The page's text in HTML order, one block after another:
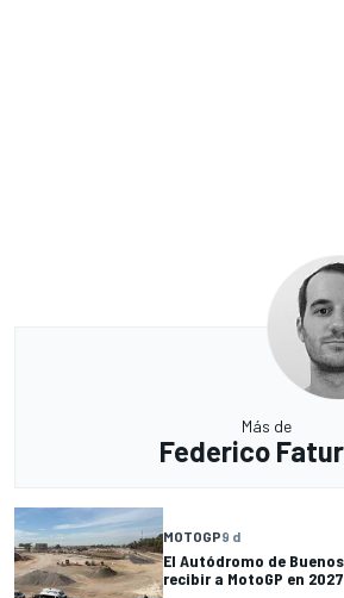
Más de
Federico
MOTOGP9 d
El Autódromo de
recibir a MotoGP en 2027